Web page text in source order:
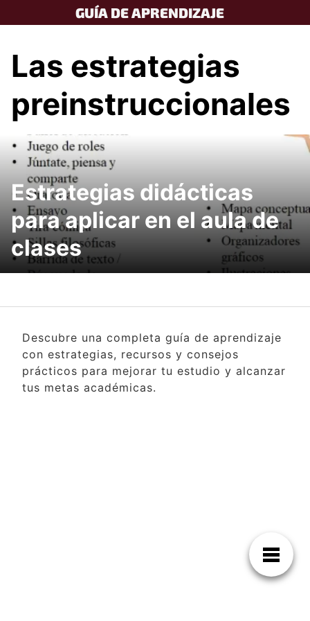
to
GUÍA DE APRENDIZAJE
Las estrategias
preinstruccionales
Estrategias didácticas
para aplicar en el aula de
clases
Descubre una completa guía de aprendizaje
con estrategias, recursos y consejos
prácticos para mejorar tu estudio y alcanzar
tus metas académicas.